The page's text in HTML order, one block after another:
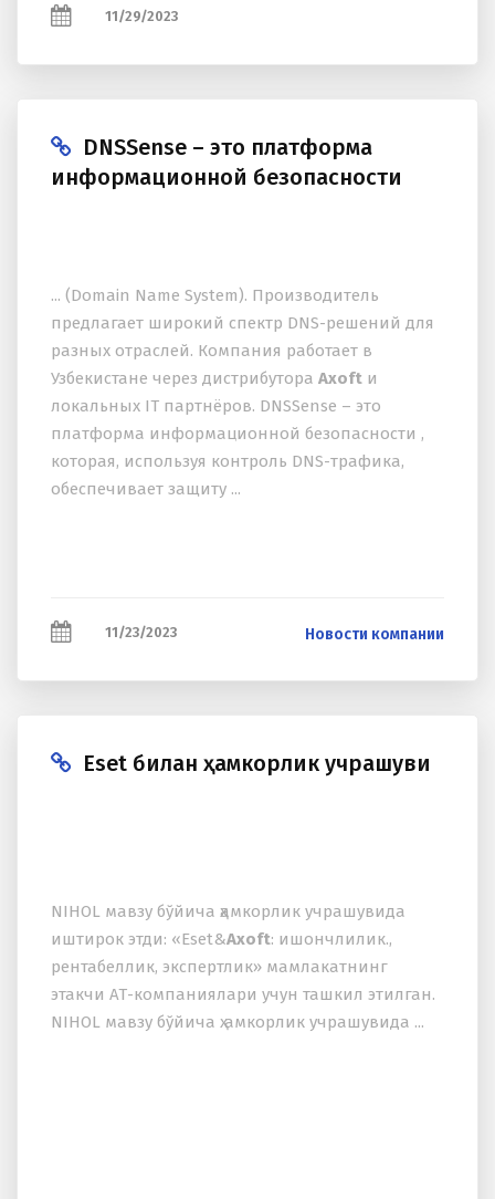
11/29/2023
DNSSense – это платформа
информационной безопасности
... (Domain Name System). Производитель
предлагает широкий спектр DNS-решений для
разных отраслей. Компания работает в
Узбекистане через дистрибутора Axoft и
локальных IT партнёров. DNSSense – это
платформа информационной безопасности ,
которая, используя контроль DNS-трафика,
обеспечивает защиту ...
11/23/2023 Новости компании
Eset билан ҳамкорлик учрашуви
NIHOL мавзу бўйича ҳамкорлик учрашувида
иштирок этди: «Eset&Axoft: ишончлилик.,
рентабеллик, экспертлик» мамлакатнинг
этакчи АТ-компаниялари учун ташкил этилган.
NIHOL мавзу бўйича ҳ амкорлик учрашувида ...